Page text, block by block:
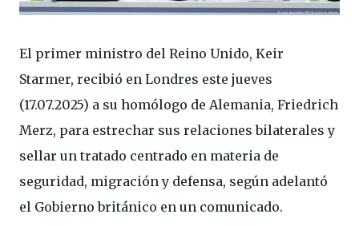
El primer ministro del Reino Unido, Keir
Starmer, recibió en Londres este jueves
(17.07.2025) a su homólogo de Alemania, Friedrich
Merz, para estrechar sus relaciones bilaterales y
sellar un tratado centrado en materia de
seguridad, migración y defensa, según adelantó
el Gobierno británico en un comunicado.